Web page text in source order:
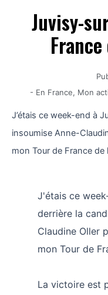
Juvisy-
- En France, Mon
J’étais ce week-end à
insoumise Anne-
mon Tour de France de
J'étais ce
derrière la
Claudine Oller
mon Tour de
La victoire est